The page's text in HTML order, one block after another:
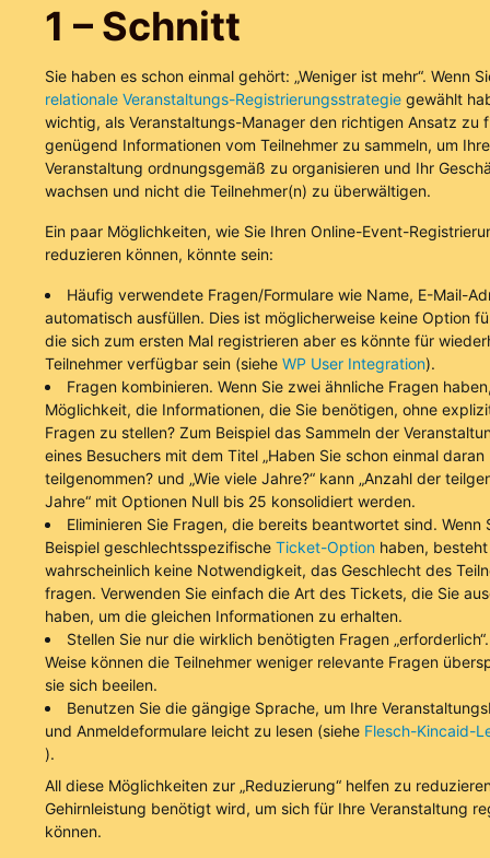
1 – Schnitt
Sie haben es schon einmal gehört: „Weniger ist mehr“. Wenn
relationale Veranstaltungs-Registrierungsstrategiegewählt
wichtig, als Veranstaltungs-Manager den richtigen Ansatz zu
genügend Informationen vom Teilnehmer zu sammeln, um Ihre
Veranstaltung ordnungsgemäß zu organisieren und Ihr
wachsen und nicht die Teilnehmer(n) zu überwältigen.
Ein paar Möglichkeiten, wie Sie Ihren Online-Event-
reduzieren können, könnte sein:
Häufig verwendete Fragen/Formulare wie Name, E-Mail-
automatisch ausfüllen. Dies ist möglicherweise keine Option
die sich zum ersten Mal registrieren aber es könnte für
Teilnehmer verfügbar sein (siehe WP User Integration).
Fragen kombinieren. Wenn Sie zwei ähnliche Fragen
Möglichkeit, die Informationen, die Sie benötigen, ohne
Fragen zu stellen? Zum Beispiel das Sammeln der
eines Besuchers mit dem Titel „Haben Sie schon einmal daran
teilgenommen? und „Wie viele Jahre?“ kann „Anzahl der
Jahre“ mit Optionen Null bis 25 konsolidiert werden.
Eliminieren Sie Fragen, die bereits beantwortet sind. Wenn
Beispiel geschlechtsspezifische Ticket-Optionhaben, besteht
wahrscheinlich keine Notwendigkeit, das Geschlecht des
fragen. Verwenden Sie einfach die Art des Tickets, die Sie
haben, um die gleichen Informationen zu erhalten.
Stellen Sie nur die wirklich benötigten Fragen
Weise können die Teilnehmer weniger relevante Fragen
sie sich beeilen.
Benutzen Sie die gängige Sprache, um Ihre
und Anmeldeformulare leicht zu lesen (siehe Flesch-Kincaid-
).
All diese Möglichkeiten zur „Reduzierung“ helfen zu
Gehirnleistung benötigt wird, um sich für Ihre Veranstaltung
können.